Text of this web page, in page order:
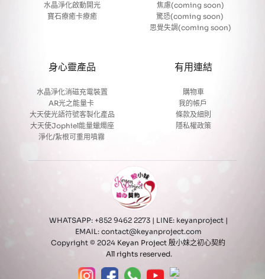
水晶淨化啟動開光
寶石療癒卡療癒
焦慮(coming soon)
驚恐(coming soon)
思覺失調(coming soon)
身心靈產品
水晶淨化消磁充電裝置
AR光之能量卡
大天使光語符號客製化產品
大天使Jophiel能量蠟燭座
淨化/紮根可重用噴霧
有用連結
購物車
我的帳戶
條款及細則
隱私權政策
WHATSAPP: +852 9462 2273 | LINE: keyanproject
EMAIL: contact@keyanproject.com
Copyright © 2024 Keyan Project 殷小妹之初心契約
All rights reserved.